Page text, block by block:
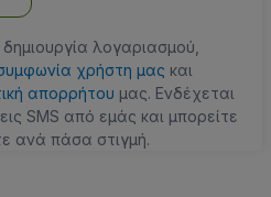
λογαριασμού,
χρήστη μας και
απορρήτου μας. Ενδέχεται
SMS από εμάς και μπορείτε
ανά πάσα στιγμή.